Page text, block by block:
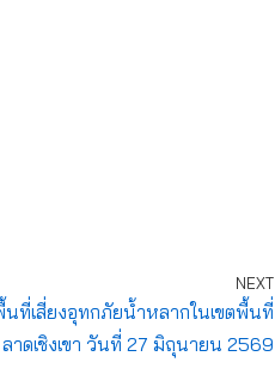
NEXT
ที่เสี่ยงอุทกภัยน้ำหลากในเขตพื้นที่
ลาดเชิงเขา วันที่ 27 มิถุนายน 2569